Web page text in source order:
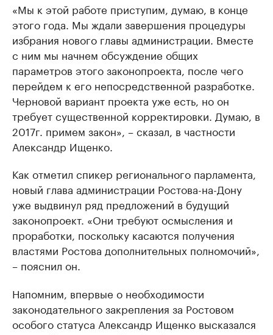
«Мы к этой работе приступим, думаю, в конце
этого года. Мы ждали завершения процедуры
избрания нового главы администрации. Вместе
с ним мы начнем обсуждение общих
параметров этого законопроекта, после чего
перейдем к его непосредственной разработке.
Черновой вариант проекта уже есть, но он
требует существенной корректировки. Думаю, в
2017г. примем закон», – сказал, в частности
Александр Ищенко.
Как отметил спикер регионального парламента,
новый глава администрации Ростова-на-Дону
уже выдвинул ряд предложений в будущий
законопроект. «Они требуют осмысления и
проработки, поскольку касаются получения
властями Ростова дополнительных полномочий»,
– пояснил он.
Напомним, впервые о необходимости
законодательного закрепления за Ростовом
особого статуса Александр Ищенко высказался